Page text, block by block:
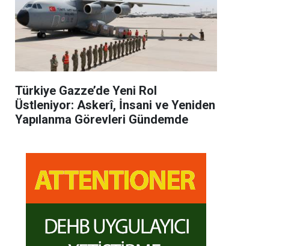
Türkiye Gazze’de Yeni Rol
Üstleniyor: Askerî, İnsani ve Yeniden
Yapılanma Görevleri Gündemde